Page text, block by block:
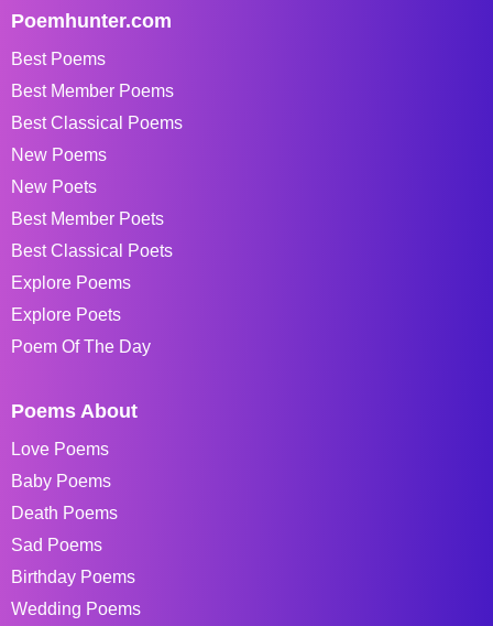
Poemhunter.com
Best Poems
Best Member Poems
Best Classical Poems
New Poems
New Poets
Best Member Poets
Best Classical Poets
Explore Poems
Explore Poets
Poem Of The Day
Poems About
Love Poems
Baby Poems
Death Poems
Sad Poems
Birthday Poems
Wedding Poems